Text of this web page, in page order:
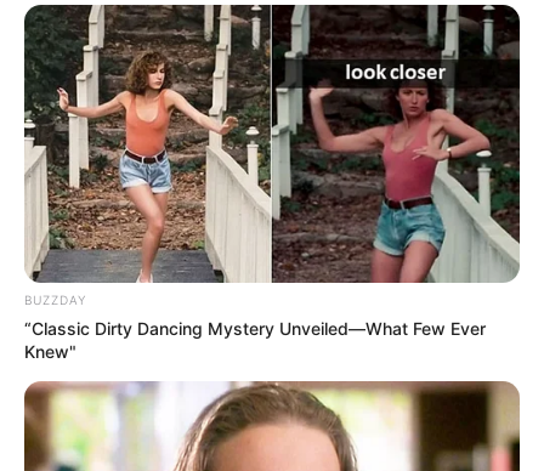
Badevergnügen ein. Es gibt ein Schwimmbecken,
ein Attraktionsbecken, ein geheiztes Außenbecken,
eine große Wasserrutsche, ein Kinderbecken und
eine Außensauna. Informationen unterwww.juramar.
info.
Kletterwald Pottenstein - Oberhalb der Stadt, in
Richtung Kirchenbirking, gibt es einen Kletterwald
mit Parcours in verschiedenen
Schwierigkeitsgraden. Auf der einfachsten Strecke
können die Kinder in Begleitung von Erwachsenen
schon ab einem Alter von vier Jahren ihre
Geschicklichkeit testen. Informationen unter
etterwald-pottenstein.de.
Wildgehege Veldensteiner Forst bei Pegnitz -
Inmitten des Naturparks Fränkische Schweiz-
BUZZDAY
“Classic Dirty Dancing Mystery Unveiled—What Few Ever
Knew"